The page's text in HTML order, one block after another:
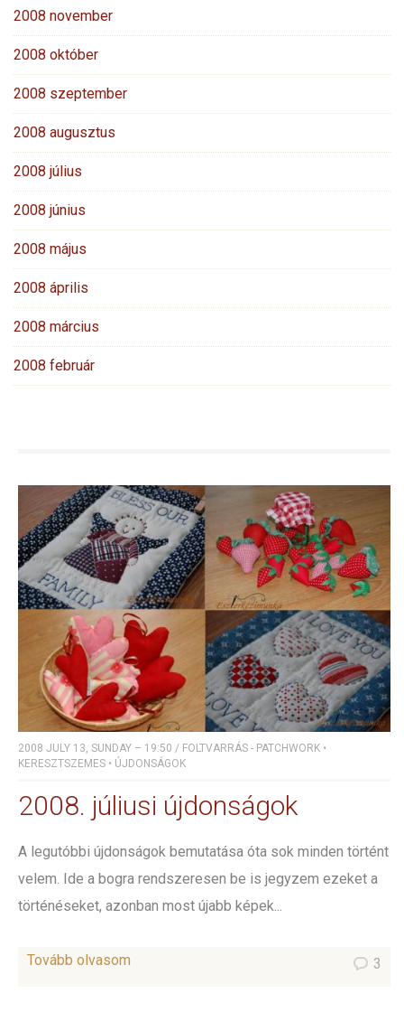
2008 november
2008 október
2008 szeptember
2008 augusztus
2008 július
2008 június
2008 május
2008 április
2008 március
2008 február
2008 JULY 13, SUNDAY – 19:50 / FOLTVARRÁS - PATCHWORK •
KERESZTSZEMES • ÚJDONSÁGOK
2008. júliusi újdonságok
A legutóbbi újdonságok bemutatása óta sok minden történt
velem. Ide a bogra rendszeresen be is jegyzem ezeket a
történéseket, azonban most újabb képek...
Tovább olvasom 3